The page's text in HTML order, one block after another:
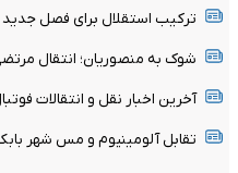
ترکیب استقلال برای فصل
شوک به منصوریان؛ انتقال
آخرین اخبار نقل و انتقالات
تقابل آلومینیوم و مس شهر